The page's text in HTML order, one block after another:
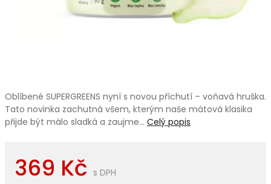
Oblíbené SUPERGREENS nyní s novou příchutí – voňavá hruška.
Tato novinka zachutná všem, kterým naše mátová klasika
přijde být málo sladká a zaujme… Celý popis
369 Kč s DPH